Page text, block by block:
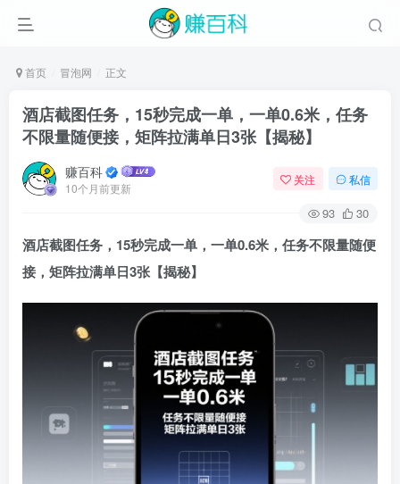
首页 冒泡网 正文
酒店截图任务，15秒完成一单，一单0.6米，任务
不限量随便接，矩阵拉满单日3张【揭秘】
赚百科
10个月前更新
关注 私信
93 30
酒店截图任务，15秒完成一单，一单0.6米，任务不限量随便
接，矩阵拉满单日3张【揭秘】